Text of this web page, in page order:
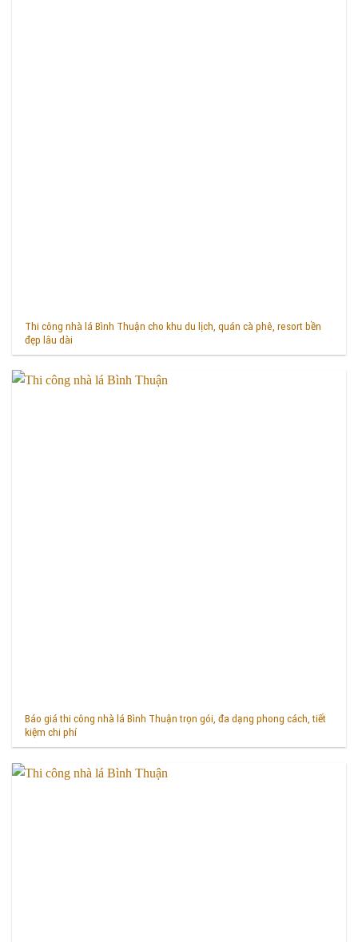
Thi công nhà lá Bình Thuận cho khu du lịch, quán cà phê, resort bền
đẹp lâu dài
Báo giá thi công nhà lá Bình Thuận trọn gói, đa dạng phong cách, tiết
kiệm chi phí